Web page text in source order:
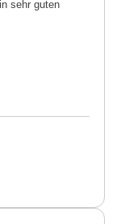
sehr guten